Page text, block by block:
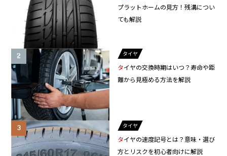
プラットホームの見方！残溝につい
ても解説
タイヤ
タイヤの交換時期はいつ？寿命や距
離から見極める方法を解説
タイヤ
タイヤの速度記号とは？意味・選び
方とリスクを初心者向けに解説